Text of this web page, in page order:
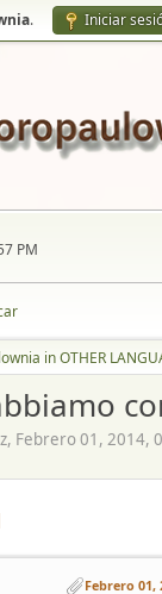
. Iniciar
PM
in OTHER
Febrero 01, 2014,
Febrero 01,